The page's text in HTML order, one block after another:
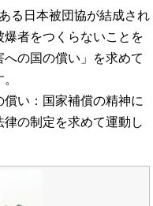
る日本被団協が結成され
者をつくらないことを
の国の償い」を求めて
い：国家補償の精神に
の制定を求めて運動し